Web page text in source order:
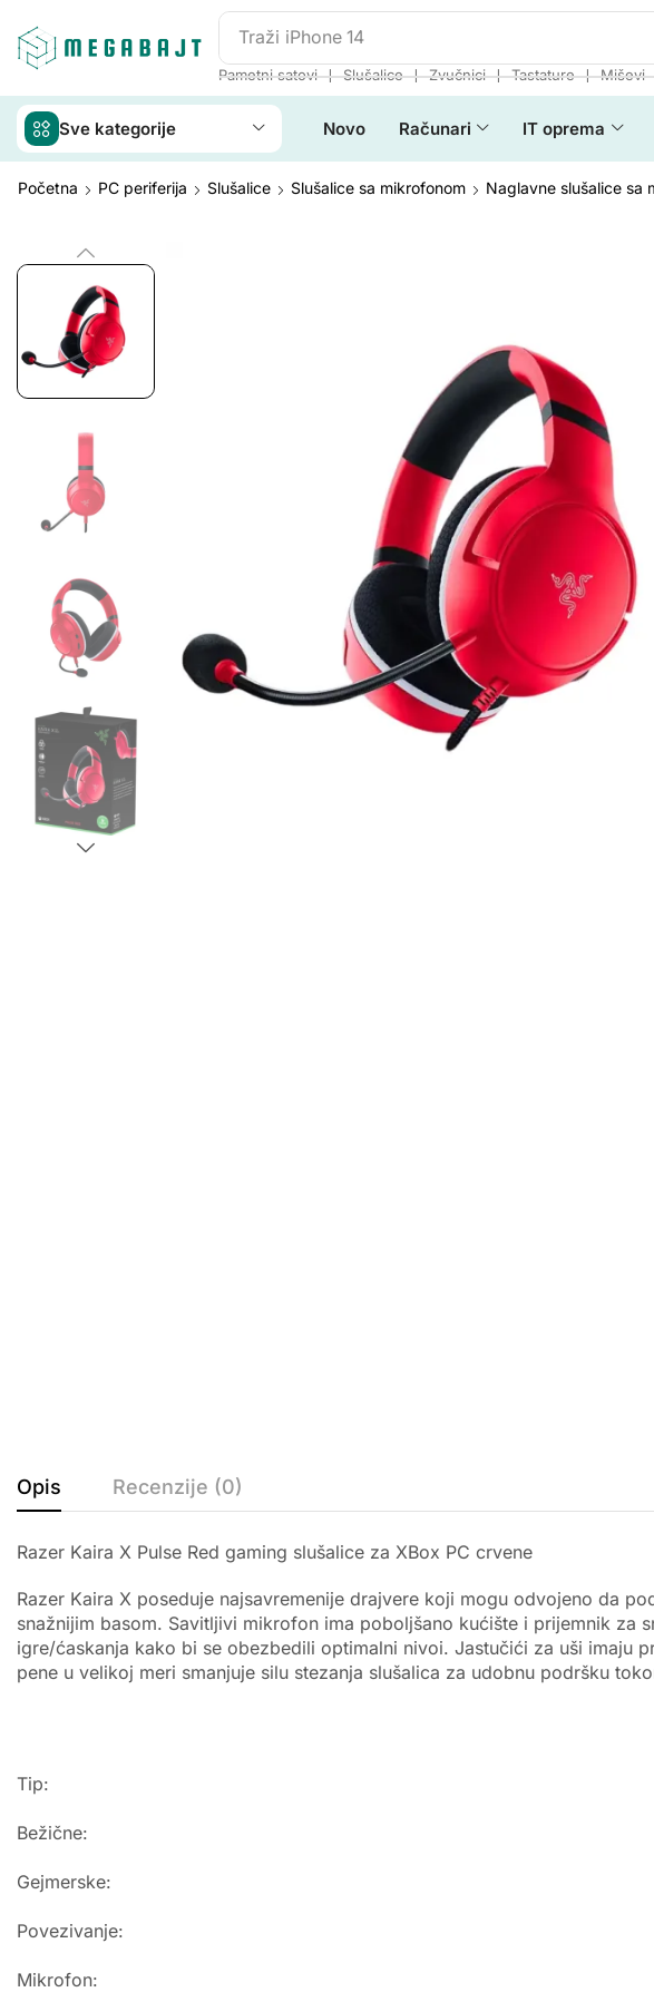
Traži JBL Go 2
Pametni satovi ❘ Slušalice ❘ Zvučnici ❘ Tastature ❘ Miševi
Sve kategorije Novo Računari IT oprema
Početna PC periferija Slušalice Slušalice sa mikrofonom Naglavne slušalice sa
Opis Recenzije (0)
Razer Kaira X Pulse Red gaming slušalice za XBox PC crvene
Razer Kaira X poseduje najsavremenije drajvere koji mogu odvojeno da
snažnijim basom. Savitljivi mikrofon ima poboljšano kućište i prijemnik
igre/ćaskanja kako bi se obezbedili optimalni nivoi. Jastučići za uši imaju
pene u velikoj meri smanjuje silu stezanja slušalica za udobnu podršku
Tip:
Bežične:
Gejmerske:
Povezivanje:
Mikrofon: